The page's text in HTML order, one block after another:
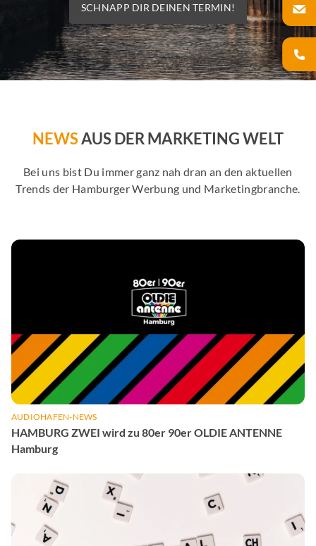
SCHNAPP DIR DEINEN TERMIN!
NEWSAUS DER MARKETING WELT
Bei uns bist Du immer ganz nah dran an den aktuellen
Trends der Hamburger Werbung und Marketingbranche.
AUDIOHAFEN-NEWS
HAMBURG ZWEI wird zu 80er 90er OLDIE ANTENNE
Hamburg